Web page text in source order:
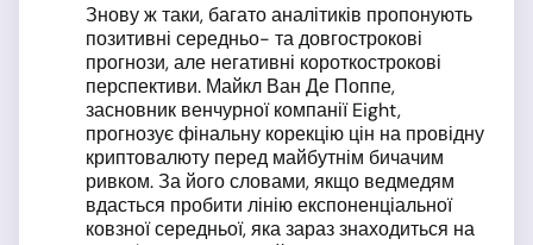
Знову ж таки, багато аналітиків пропонують
позитивні середньо- та довгострокові
прогнози, але негативні короткострокові
перспективи. Майкл Ван Де Поппе,
засновник венчурної компанії Eight,
прогнозує фінальну корекцію цін на провідну
криптовалюту перед майбутнім бичачим
ривком. За його словами, якщо ведмедям
вдасться пробити лінію експоненціальної
ковзної середньої, яка зараз знаходиться на